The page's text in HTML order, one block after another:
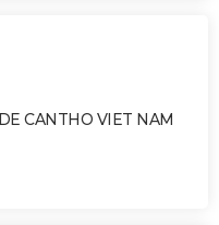
CANTHO VIET NAM